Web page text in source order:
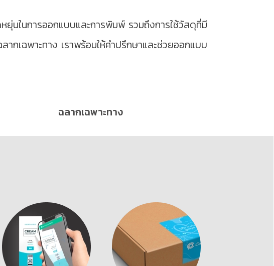
นในการออกแบบและการพิมพ์ รวมถึงการใช้วัสดุที่มี
กเฉพาะทาง เราพร้อมให้คำปรึกษาและช่วยออกแบบ
ฉลากเฉพาะทาง